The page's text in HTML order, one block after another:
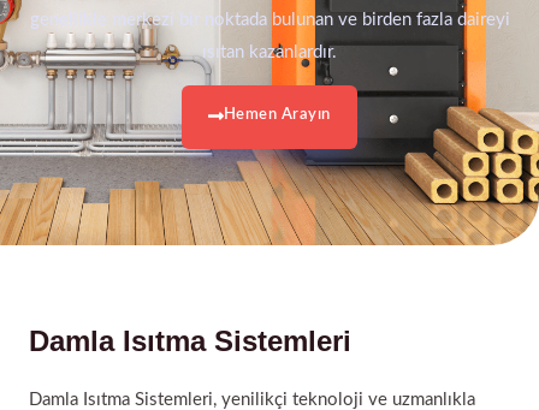
genellikle merkezi bir noktada bulunan ve birden fazla daireyi
ısıtan kazanlardır.
Hemen Arayın
Damla Isıtma Sistemleri
Damla Isıtma Sistemleri, yenilikçi teknoloji ve uzmanlıkla